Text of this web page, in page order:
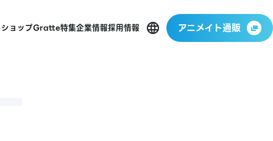
ョップGratte特集企業情報採用情報 アニメイト通販